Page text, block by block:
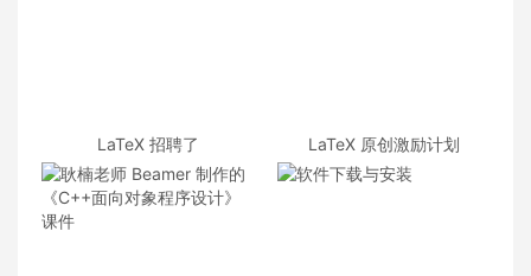
LaTeX 招聘了 LaTeX 原创激励计划